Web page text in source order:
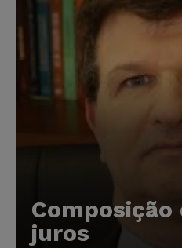
Composição
juros